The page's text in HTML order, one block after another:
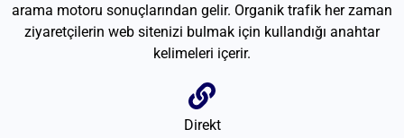
arama motoru sonuçlarından gelir. Organik trafik her zaman
ziyaretçilerin web sitenizi bulmak için kullandığı anahtar
kelimeleri içerir.
Direkt